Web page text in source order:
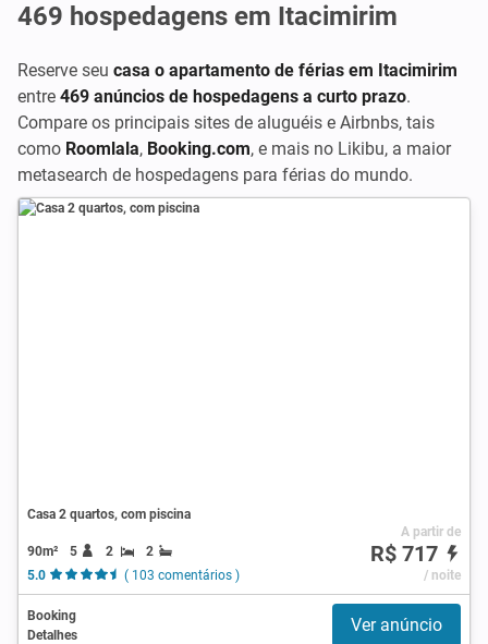
469 hospedagens em Itacimirim
Reserve seu casa o apartamento de férias em Itacimirim
entre 469 anúncios de hospedagens a curto prazo.
Compare os principais sites de aluguéis e Airbnbs, tais
como Roomlala, Booking.com, e mais no Likibu, a maior
metasearch de hospedagens para férias do mundo.
Casa 2 quartos, com piscina
90m² 5 2
2
5.0
( 103 comentários )
A partir de
R$ 717
/ noite
Booking
Detalhes
Ver anúncio